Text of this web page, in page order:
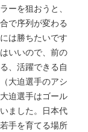
ーを狙おうと、
で序列が変わる
は勝ちたいです
いいので、前の
、活躍できる自
大迫選手のアシ
迫選手はゴール
ました。日本代
手を育てる場所